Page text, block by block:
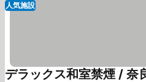
人気施設
デラックス和室禁煙 / 奈